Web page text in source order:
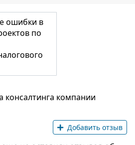
ошибки в
по
консалтинга компании
Добавить отзыв